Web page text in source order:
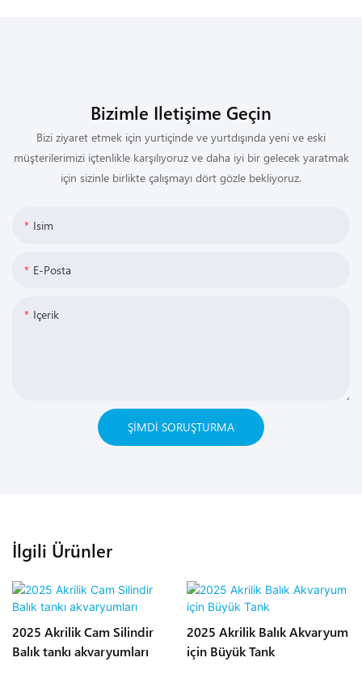
Bizimle Iletişime Geçin
Bizi ziyaret etmek için yurtiçinde ve yurtdışında yeni ve eski
müşterilerimizi içtenlikle karşılıyoruz ve daha iyi bir gelecek yaratmak
için sizinle birlikte çalışmayı dört gözle bekliyoruz.
Isim
E-Posta
Içerik
ŞIMDI SORUŞTURMA
İlgili Ürünler
2025 Akrilik Cam Silindir
Balık tankı akvaryumları
2025 Akrilik Balık Akvaryum
için Büyük Tank